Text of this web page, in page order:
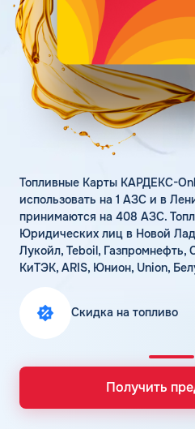
Статьи
Цена бензина и ДТ
Личный кабинет
Карта АЗС
Получить
Топливные Карты КАРДЕКС-
использовать на 1 АЗС и в
принимаются на 408 АЗС.
Юридических лиц в Новой
Лукойл, Teboil, Газпромнефть,
КиТЭК, ARIS, Юнион, Union,
Скидка на топливо
Получить